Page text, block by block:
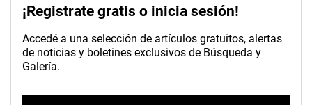
¡Registrate gratis o inicia sesión!
Accedé a una selección de artículos gratuitos, alertas
de noticias y boletines exclusivos de Búsqueda y
Galería.